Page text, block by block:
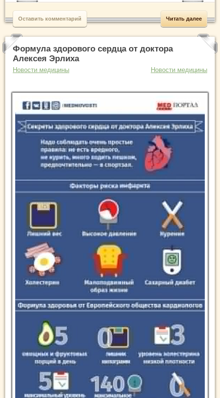
Читать далее
Оставить комментарий
Формула здорового сердца от доктора
Алексея Эрлиха
Новости медицины Новости медицины